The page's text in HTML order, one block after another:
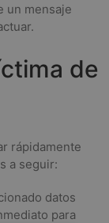
un mensaje
de
rápidamente
a seguir:
datos
para